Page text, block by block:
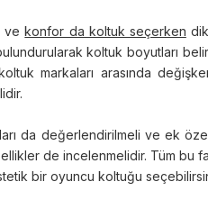
vekonfor da koltuk seçerken
koltuk boyutları
markaları arasında
da değerlendirilmeli ve ek
de incelenmelidir. Tüm bu
bir oyuncu koltuğu